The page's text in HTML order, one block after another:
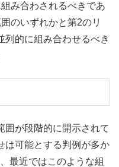
み合わされるべきであ
のいずれかと第2のリ
列的に組み合わせるべき
囲が段階的に開示されて
は可能とする判例が多か
最近ではこのような組